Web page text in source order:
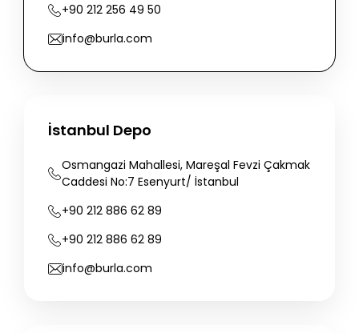
+90 212 256 49 50
info@burla.com
İstanbul Depo
Osmangazi Mahallesi, Mareşal Fevzi Çakmak
Caddesi No:7 Esenyurt/ İstanbul
+90 212 886 62 89
+90 212 886 62 89
info@burla.com